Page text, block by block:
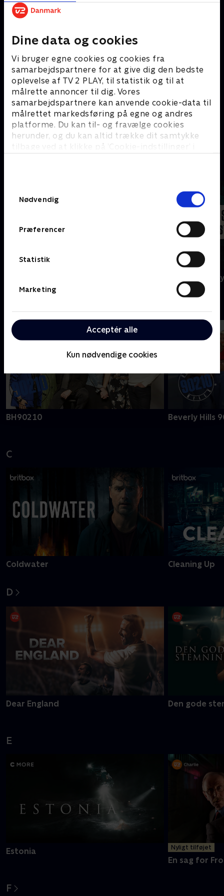
Dine data og cookies
Vi bruger egne cookies og cookies fra
samarbejdspartnere for at give dig den bedste
oplevelse af TV 2 PLAY, til statistik og til at
målrette annoncer til dig. Vores
samarbejdspartnere kan anvende cookie-data til
målrettet markedsføring på egne og andres
platforme. Du kan til- og fravælge cookies
herunder, og du kan altid trække dit samtykke
tilbage ved at klikke på ’Cookie-indstillinger’ i
Nødvendig
Præferencer
Statistik
Marketing
Acceptér alle
Kun nødvendige cookies
15 Days
A Ghost
BH90210 Beverly Hills
C
Coldwater Cleaning Up
D
Dear England Den gode
E
Estonia Nyligt tilføjet
En sag for
F